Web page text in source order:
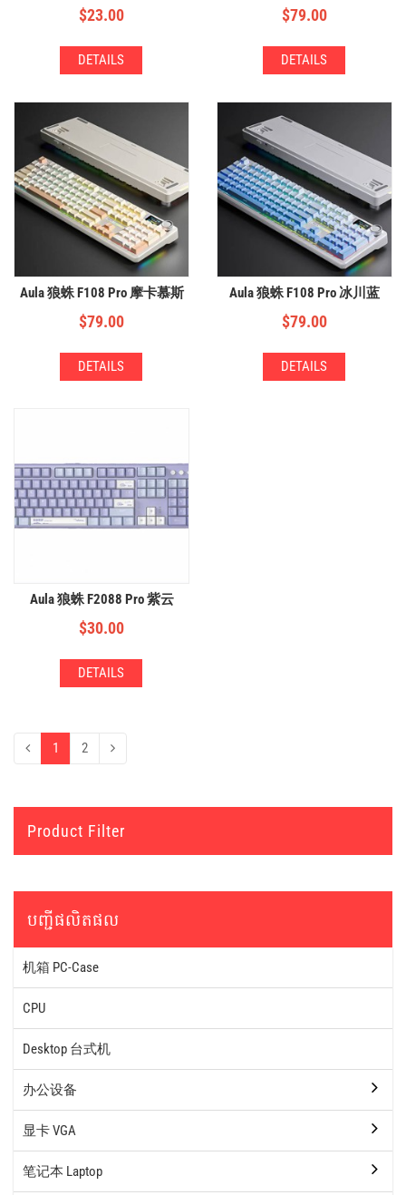
$23.00
DETAILS
$79.00
DETAILS
Aula 狼蛛 F108 Pro 摩卡慕斯
$79.00
DETAILS
Aula 狼蛛 F108 Pro 冰川蓝
$79.00
DETAILS
Aula 狼蛛 F2088 Pro 紫云
$30.00
DETAILS
1 2
Product Filter
បញ្ជីផលិតផល
机箱 PC-Case
CPU
Desktop 台式机
办公设备
显卡 VGA
笔记本 Laptop